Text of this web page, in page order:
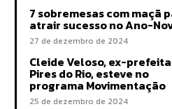
7 sobremesas com maçã
atrair sucesso no Ano-
27 de dezembro de 2024
Cleide Veloso, ex-
Pires do Rio, esteve no
programa Movimentação
25 de dezembro de 2024